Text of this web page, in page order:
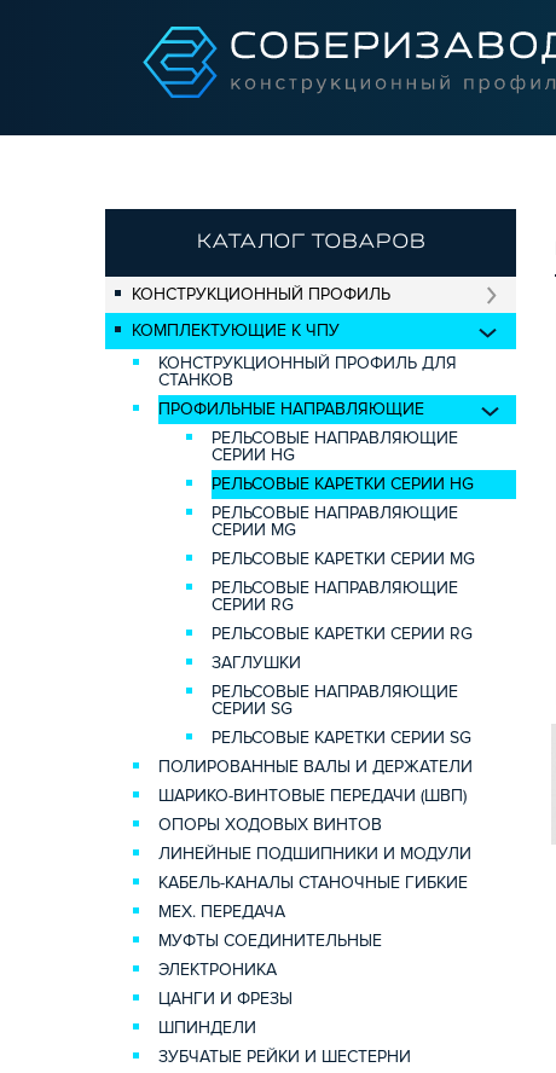
КАТАЛОГ ТОВАРОВ
КОНСТРУКЦИОННЫЙ ПРОФИЛЬ
КОМПЛЕКТУЮЩИЕ К ЧПУ
КОНСТРУКЦИОННЫЙ ПРОФИЛЬ ДЛЯ
СТАНКОВ
ПРОФИЛЬНЫЕ НАПРАВЛЯЮЩИЕ
РЕЛЬСОВЫЕ НАПРАВЛЯЮЩИЕ
СЕРИИ HG
РЕЛЬСОВЫЕ КАРЕТКИ СЕРИИ HG
РЕЛЬСОВЫЕ НАПРАВЛЯЮЩИЕ
СЕРИИ MG
РЕЛЬСОВЫЕ КАРЕТКИ СЕРИИ MG
РЕЛЬСОВЫЕ НАПРАВЛЯЮЩИЕ
СЕРИИ RG
РЕЛЬСОВЫЕ КАРЕТКИ СЕРИИ RG
ЗАГЛУШКИ
РЕЛЬСОВЫЕ НАПРАВЛЯЮЩИЕ
СЕРИИ SG
РЕЛЬСОВЫЕ КАРЕТКИ СЕРИИ SG
ПОЛИРОВАННЫЕ ВАЛЫ И ДЕРЖАТЕЛИ
ШАРИКО-ВИНТОВЫЕ ПЕРЕДАЧИ (ШВП)
ОПОРЫ ХОДОВЫХ ВИНТОВ
ЛИНЕЙНЫЕ ПОДШИПНИКИ И МОДУЛИ
КАБЕЛЬ-КАНАЛЫ СТАНОЧНЫЕ ГИБКИЕ
МЕХ. ПЕРЕДАЧА
МУФТЫ СОЕДИНИТЕЛЬНЫЕ
ЭЛЕКТРОНИКА
ЦАНГИ И ФРЕЗЫ
ШПИНДЕЛИ
ЗУБЧАТЫЕ РЕЙКИ И ШЕСТЕРНИ